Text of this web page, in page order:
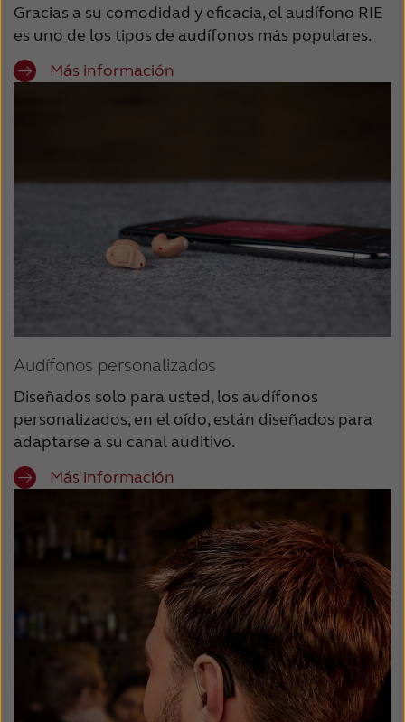
Gracias a su comodidad y eficacia, el audífono RIE
es uno de los tipos de audífonos más populares.
Más información
Audífonos personalizados
Diseñados solo para usted, los audífonos
personalizados, en el oído, están diseñados para
adaptarse a su canal auditivo.
Más información